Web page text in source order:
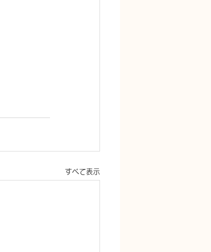
すべて表示